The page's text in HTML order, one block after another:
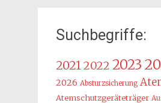
Suchbegriffe:
20212022 2023
2026 Absturzsicherung
Atemschutzgeräteträger